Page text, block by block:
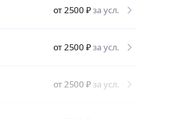
от 2500 ₽за усл.
от 2500 ₽за усл.
от 2500 ₽ за усл.